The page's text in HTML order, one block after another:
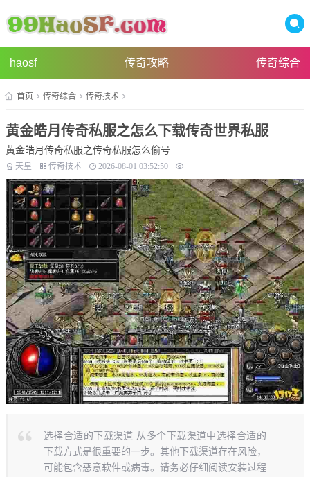
haosf 传奇攻略 传奇综合
首页 传奇综合 传奇技术
黄金皓月传奇私服之怎么下载传奇世界私服
黄金皓月传奇私服之传奇私服怎么偷号
天皇 传奇技术 2026-08-01 03:52:50
选择合适的下载渠道 从多个下载渠道中选择合适的
下载方式是很重要的一步。其他下载渠道存在风险，
可能包含恶意软件或病毒。请务必仔细阅读安装过程